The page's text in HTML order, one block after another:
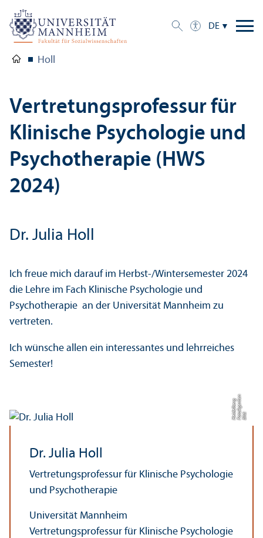
DE
Holl
Vertretungs­professur für
Klinische Psychologie und
Psychotherapie (HWS
2024)
Dr. Julia Holl
Ich freue mich darauf im Herbst-/Wintersemester 2024
die Lehre im Fach Klinische Psychologie und
Psychotherapie an der Universität Mannheim zu
vertreten.
Ich wünsche allen ein interessantes und lehr­reiches
Semester!
Bil
d:
F
o
t
o
A
g
e
n
t e
nH
ei
d
el
b
e
r
g
Dr. Julia Holl
Vertretungs­professur für Klinische Psychologie
und Psychotherapie
Universität Mannheim
Vertretungs­professur für Klinische Psychologie